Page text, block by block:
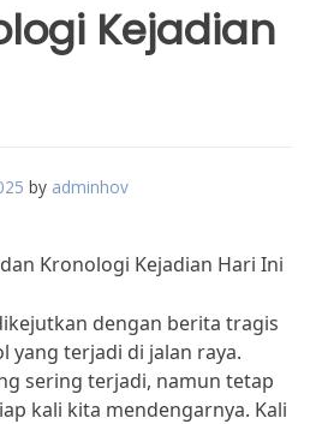
Kejadian
by adminhov
Kronologi Kejadian Hari Ini
dengan berita tragis
yang terjadi di jalan raya.
sering terjadi, namun tetap
kali kita mendengarnya. Kali